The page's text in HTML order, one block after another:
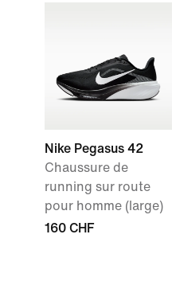
Nike Pegasus 42
Chaussure de
running sur route
pour homme (large)
160 CHF